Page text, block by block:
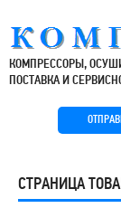
КОМПРЕССОРЫ,
ПОСТАВКА И
СТРАНИЦА